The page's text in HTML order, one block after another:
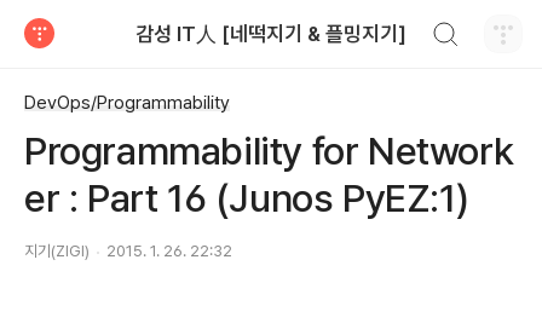
감성 IT人 [네떡지기 & 플밍지기]
DevOps/Programmability
Programmability for Network
er : Part 16 (Junos PyEZ:1)
지기(ZIGI) 2015. 1. 26. 22:32